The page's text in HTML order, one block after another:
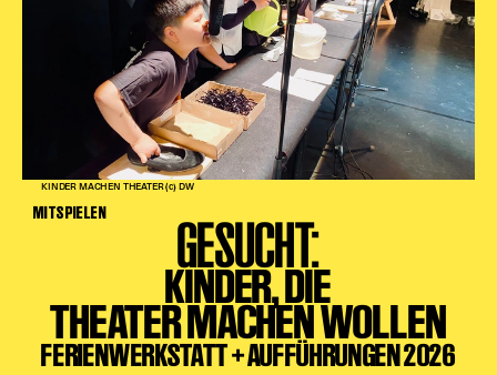
Karten + Preise
Vermietung
Newsletter
SPENDEN + FÖRDERN
Translate to English
Suchbegriffe
Suchen
KINDER MACHEN THEATER (c) DW
MITSPIELEN GESUCHT:
KINDER, DIE
THEATER MACHEN WOLLEN
FERIENWERKSTATT + AUFFÜHRUNGEN 2026